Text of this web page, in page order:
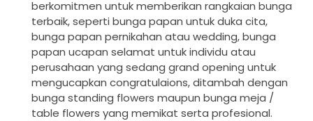
berkomitmen untuk memberikan rangkaian bunga
terbaik, seperti bunga papan untuk duka cita,
bunga papan pernikahan atau wedding, bunga
papan ucapan selamat untuk individu atau
perusahaan yang sedang grand opening untuk
mengucapkan congratulaions, ditambah dengan
bunga standing flowers maupun bunga meja /
table flowers yang memikat serta profesional.